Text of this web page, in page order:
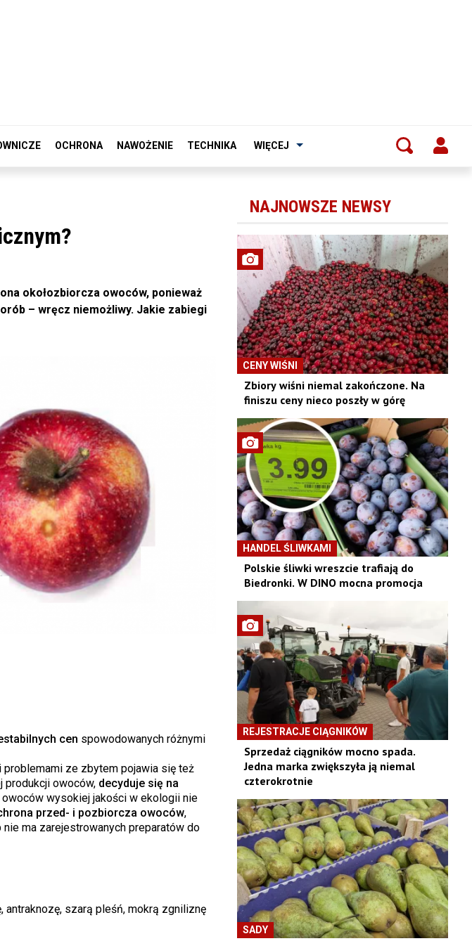
OCHRONA NAWOŻENIE TECHNIKA WIĘCEJ
okołozbiorcza owoców, ponieważ
– wręcz niemożliwy. Jakie zabiegi
cen spowodowanych różnymi
problemami ze zbytem pojawia się też
produkcji owoców,decyduje się na
wysokiej jakości w ekologii nie
przed- i pozbiorcza owoców,
ma zarejestrowanych preparatów do
szarą pleśń, mokrą zgniliznę
NAJNOWSZE NEWSY
CENY WIŚNI
Zbiory wiśni niemal zakończone. Na
finiszu ceny nieco poszły w górę
HANDEL ŚLIWKAMI
Polskie śliwki wreszcie trafiają do
Biedronki. W DINO mocna promocja
REJESTRACJE CIĄGNIKÓW
Sprzedaż ciągników mocno spada.
Jedna marka zwiększyła ją niemal
czterokrotnie
SADY